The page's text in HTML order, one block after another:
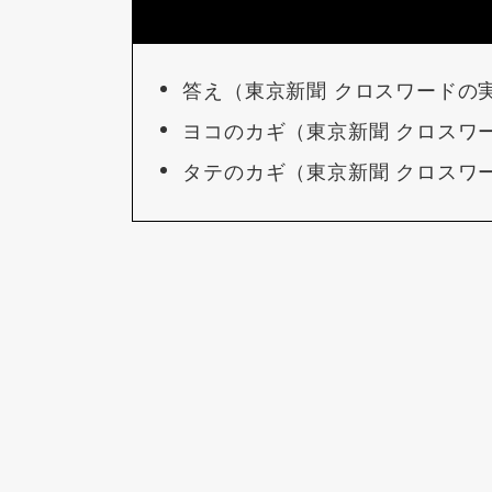
答え（東京新聞 クロスワードの実
ヨコのカギ（東京新聞 クロスワ
タテのカギ（東京新聞 クロスワ